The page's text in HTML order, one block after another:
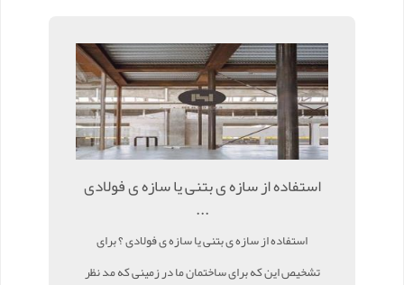
استفاده از سازه ی بتنی یا سازه ی فولادی
...
استفاده از سازه ی بتنی یا سازه ی فولادی ؟ برای
تشخیص این که برای ساختمان ما در زمینی که مد نظر